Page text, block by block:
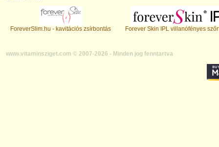
ForeverSlim.hu - kavitációs zsírbontás Forever Skin IPL villanófényes
www.vitaminsziget.com © 2007-2026 - Minden jog fenntartva